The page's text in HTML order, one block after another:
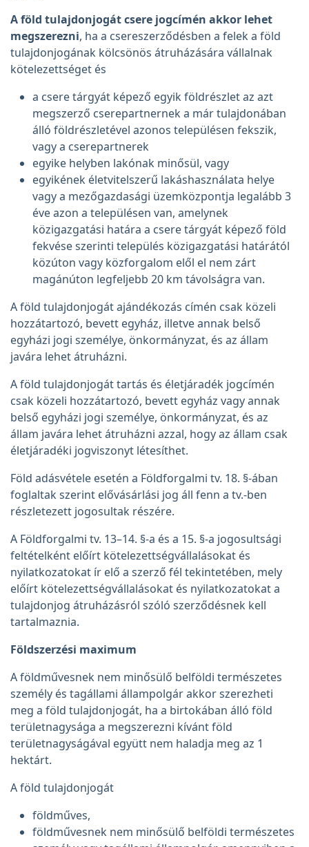
A föld tulajdonjogát csere jogcímén akkor lehet
megszerezni, ha a csereszerződésben a felek a föld
tulajdonjogának kölcsönös átruházására vállalnak
kötelezettséget és
a csere tárgyát képező egyik földrészlet az azt
megszerző cserepartnernek a már tulajdonában
álló földrészletével azonos településen fekszik,
vagy a cserepartnerek
egyike helyben lakónak minősül, vagy
egyikének életvitelszerű lakáshasználata helye
vagy a mezőgazdasági üzemközpontja legalább 3
éve azon a településen van, amelynek
közigazgatási határa a csere tárgyát képező föld
fekvése szerinti település közigazgatási határától
közúton vagy közforgalom elől el nem zárt
magánúton legfeljebb 20 km távolságra van.
A föld tulajdonjogát ajándékozás címén csak közeli
hozzátartozó, bevett egyház, illetve annak belső
egyházi jogi személye, önkormányzat, és az állam
javára lehet átruházni.
A föld tulajdonjogát tartás és életjáradék jogcímén
csak közeli hozzátartozó, bevett egyház vagy annak
belső egyházi jogi személye, önkormányzat, és az
állam javára lehet átruházni azzal, hogy az állam csak
életjáradéki jogviszonyt létesíthet.
Föld adásvétele esetén a Földforgalmi tv. 18. §-ában
foglaltak szerint elővásárlási jog áll fenn a tv.-ben
részletezett jogosultak részére.
A Földforgalmi tv. 13–14. §-a és a 15. §-a jogosultsági
feltételként előírt kötelezettségvállalásokat és
nyilatkozatokat ír elő a szerző fél tekintetében, mely
előírt kötelezettségvállalásokat és nyilatkozatokat a
tulajdonjog átruházásról szóló szerződésnek kell
tartalmaznia.
Földszerzési maximum
A földművesnek nem minősülő belföldi természetes
személy és tagállami állampolgár akkor szerezheti
meg a föld tulajdonjogát, ha a birtokában álló föld
területnagysága a megszerezni kívánt föld
területnagyságával együtt nem haladja meg az 1
hektárt.
A föld tulajdonjogát
földműves,
földművesnek nem minősülő belföldi természetes